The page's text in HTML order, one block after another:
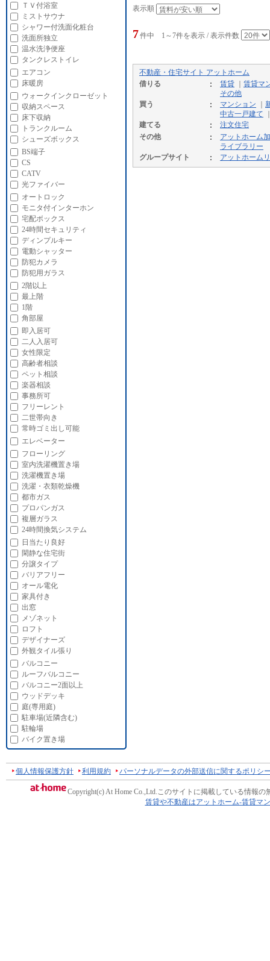
表示順
7件中 1～7件を表示 / 表示件数
不動産・住宅サイト アットホーム
借りる
賃貸
賃貸マ
その他
買う
マンション
中古一戸建て
建てる
注文住宅
その他
アットホーム
ライブラリー
グループサイト
アットホーム
ＴＶ付浴室
ミストサウナ
シャワー付洗面化粧台
洗面所独立
温水洗浄便座
タンクレストイレ
エアコン
床暖房
ウォークインクローゼット
収納スペース
床下収納
トランクルーム
シューズボックス
BS端子
CS
CATV
光ファイバー
オートロック
モニタ付インターホン
宅配ボックス
24時間セキュリティ
ディンプルキー
電動シャッター
防犯カメラ
防犯用ガラス
2階以上
最上階
1階
角部屋
即入居可
二人入居可
女性限定
高齢者相談
ペット相談
楽器相談
事務所可
フリーレント
二世帯向き
常時ゴミ出し可能
エレベーター
フローリング
室内洗濯機置き場
洗濯機置き場
洗濯・衣類乾燥機
都市ガス
プロパンガス
複層ガラス
24時間換気システム
日当たり良好
閑静な住宅街
分譲タイプ
バリアフリー
オール電化
家具付き
出窓
メゾネット
ロフト
デザイナーズ
外観タイル張り
バルコニー
ルーフバルコニー
バルコニー2面以上
ウッドデッキ
庭(専用庭)
駐車場(近隣含む)
駐輪場
バイク置き場
個人情報保護方針 利用規約 パーソナルデータの外部送信に関するポリシ
Copyright(c) At Home Co.,Ltd.このサイトに掲載している情報の
賃貸や不動産はアットホーム-賃貸マ